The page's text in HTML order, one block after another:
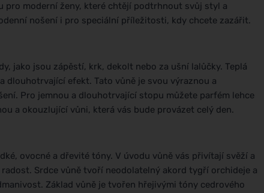
pro moderní ženy, které chtějí podtrhnout svůj styl a
nošení i pro speciální příležitosti, kdy chcete zazářit.
jako jsou zápěstí, krk, dekolt nebo za ušní lalůčky. Teplá
efekt. Tato vůně je svou výraznou a
Pro jemnou a dlouhotrvající stopu můžete parfém lehce
a okouzlující vůni, která vás bude provázet celý den.
ovocné a dřevité tóny. V úvodu vůně vás přivítají svěží a
Srdce vůně tvoří neodolatelný akord tygří orchideje a
Základ vůně je tvořen hřejivými tóny cedrového